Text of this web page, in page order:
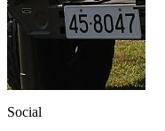
Social